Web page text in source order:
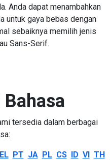
Anda dapat menambahkan
untuk gaya bebas dengan
sebaiknya memilih jenis
Sans-Serif.
tersedia dalam berbagai
EL PT JA PL CS ID VI TH